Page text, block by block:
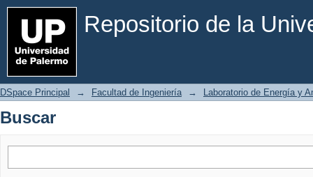
Repositorio de la
Buscar
DSpace Principal → Facultad de Ingeniería → Laboratorio de Energía y
Buscar